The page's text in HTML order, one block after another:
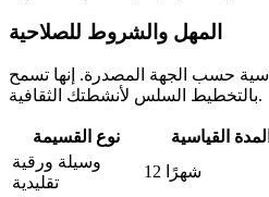
المهل والشروط للصلاحية
حسب الجهة المصدرة. إنها تسمح
بالتخطيط السلس لأنشطتك الثقافية.
نوع القسيمة المدة القياسية
وسيلة ورقية
تقليدية
12 شهرًا